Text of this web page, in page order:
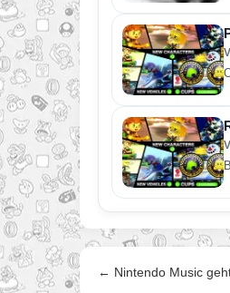
← Nintendo Music